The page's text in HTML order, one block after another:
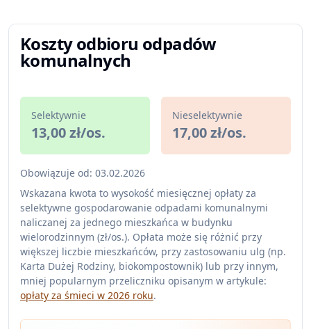
Koszty odbioru odpadów
komunalnych
Selektywnie
13,00 zł/os.
Nieselektywnie
17,00 zł/os.
Obowiązuje od: 03.02.2026
Wskazana kwota to wysokość miesięcznej opłaty za
selektywne gospodarowanie odpadami komunalnymi
naliczanej za jednego mieszkańca w budynku
wielorodzinnym (zł/os.). Opłata może się różnić przy
większej liczbie mieszkańców, przy zastosowaniu ulg (np.
Karta Dużej Rodziny, biokompostownik) lub przy innym,
mniej popularnym przeliczniku opisanym w artykule:
opłaty za śmieci w 2026 roku.